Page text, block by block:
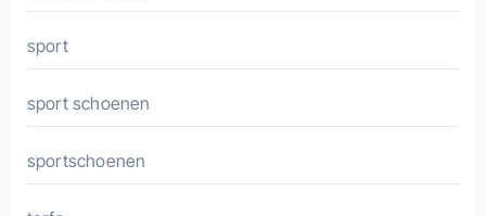
sport
sport schoenen
sportschoenen